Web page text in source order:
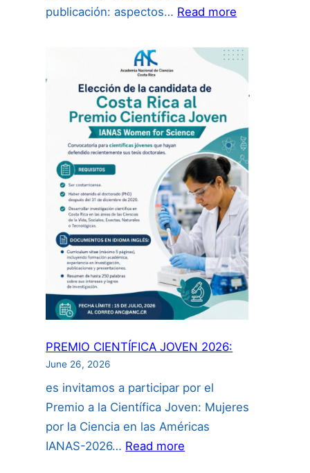
publicación: aspectos… Read more
allá
aspectos
de
propiedad
intelectual
para
incluyendo
uso
de
inteligencia
artificial”:
PREMIO CIENTÍFICA JOVEN 2026:
June 26, 2026
es invitamos a participar por el
Premio a la Científica Joven: Mujeres
por la Ciencia en las Américas
IANAS-2026… Read more